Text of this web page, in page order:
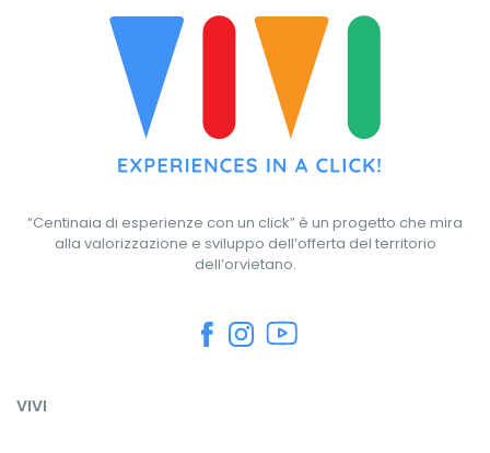
“Centinaia di esperienze con un click” è un progetto che mira
alla valorizzazione e sviluppo dell’offerta del territorio
dell’orvietano.
VIVI